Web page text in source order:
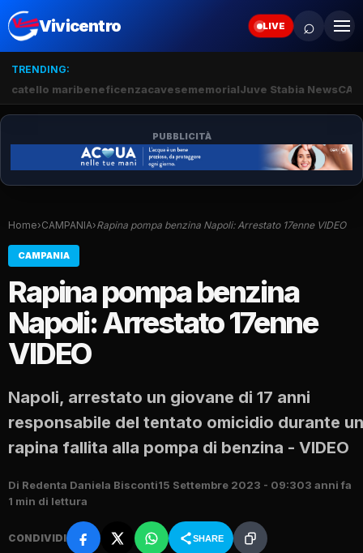
Vivicentro LIVE ⌕
TRENDING:
catello maribeneficenzacavesememorialJuve Stabia News
PUBBLICITÀ
Home›CAMPANIA›Rapina pompa benzina Napoli: Arrestato 17enne VIDEO
CAMPANIA
Rapina pompa benzina
Napoli: Arrestato 17enne
VIDEO
Napoli, arrestato un giovane di 17 anni
responsabile del tentato omicidio durante
rapina fallita alla pompa di benzina - VIDEO
Di Redenta Daniela Bisconti15 Settembre 2023 - 09:303 anni fa
1 min di lettura
CONDIVIDI SHARE